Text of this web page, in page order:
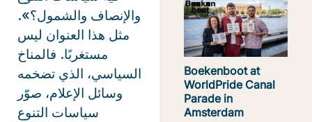
والإنصاف والشمول؟».
مثل هذا العنوان ليس
مستغربًا. فالمناخ
السياسي، الذي تضخمه
وسائل الإعلام، صوّر
سياسات التنوع
Boekenboot at
WorldPride Canal
Parade in
Amsterdam